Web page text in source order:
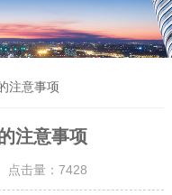
注意事项
注意事项
击量： 7428